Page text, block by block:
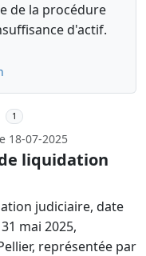
de la procédure
d'actif.
1
18-07-2025
liquidation
judiciaire, date
mai 2025,
représentée par